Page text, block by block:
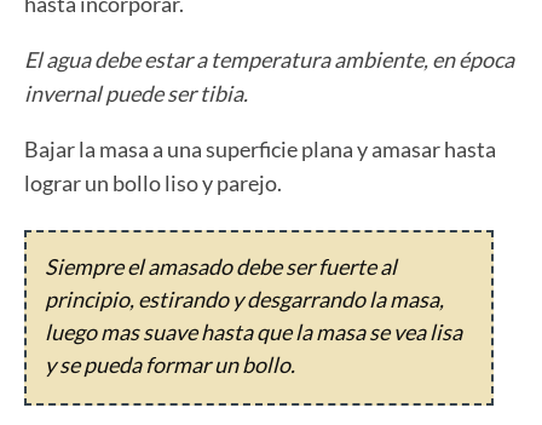
El agua debe estar a temperatura ambiente, en época
invernal puede ser tibia.
Bajar la masa a una superficie plana y amasar hasta
lograr un bollo liso y parejo.
Siempre el amasado debe ser fuerte al
principio, estirando y desgarrando la masa,
luego mas suave hasta que la masa se vea lisa
y se pueda formar un bollo.